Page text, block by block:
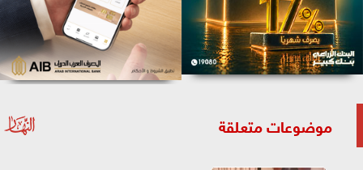
موضوعات متعلقة